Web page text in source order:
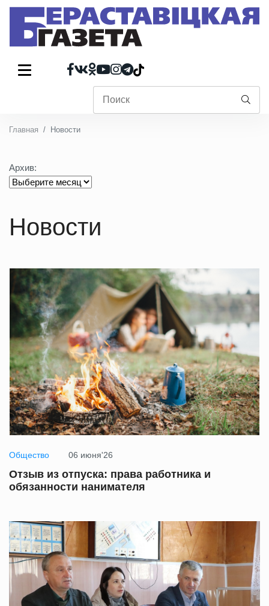
Главная Новости
Архив:
Новости
Общество 06 июня'26
Отзыв из отпуска: права работника и
обязанности нанимателя